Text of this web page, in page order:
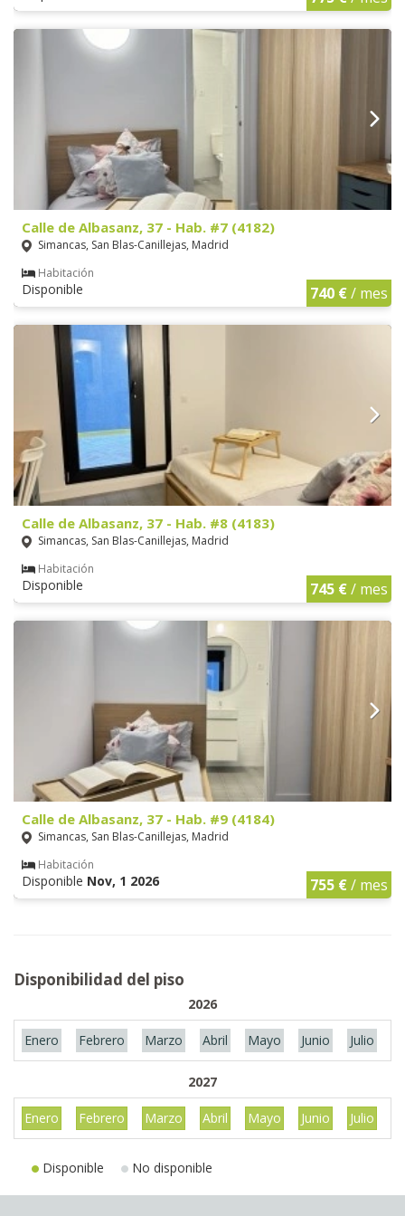
Calle de Albasanz, 37 - Hab. #7 (4182)
Simancas, San Blas-Canillejas, Madrid
Habitación
Disponible 740 €/ mes
Calle de Albasanz, 37 - Hab. #8 (4183)
Simancas, San Blas-Canillejas, Madrid
Habitación
Disponible 745 €/ mes
Calle de Albasanz, 37 - Hab. #9 (4184)
Simancas, San Blas-Canillejas, Madrid
Habitación
Disponible Nov, 1 2026 755 €/ mes
Disponibilidad del piso
2026
Enero Febrero Marzo Abril Mayo Junio Julio
2027
Enero Febrero Marzo Abril Mayo Junio Julio
Disponible No disponible